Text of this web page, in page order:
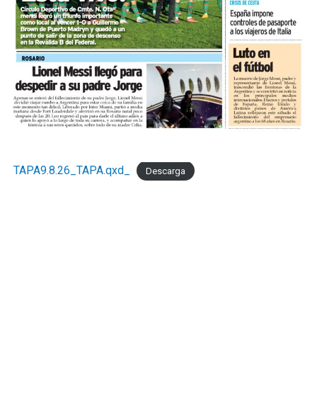
marplatense a través del DESE y pone estos resultados a
disposición de los actores públicos y privados con un
objetivo concreto: que las decisiones de política
económica estén informadas por la realidad del sector
que genera empleo formal, paga sus obligaciones y
sostiene la actividad comercial de Mar del Pata
."Necesitamos la recomposición el poder adquisitivo y el
TAPA9.8.26_TAPA.qxd_ Descarga